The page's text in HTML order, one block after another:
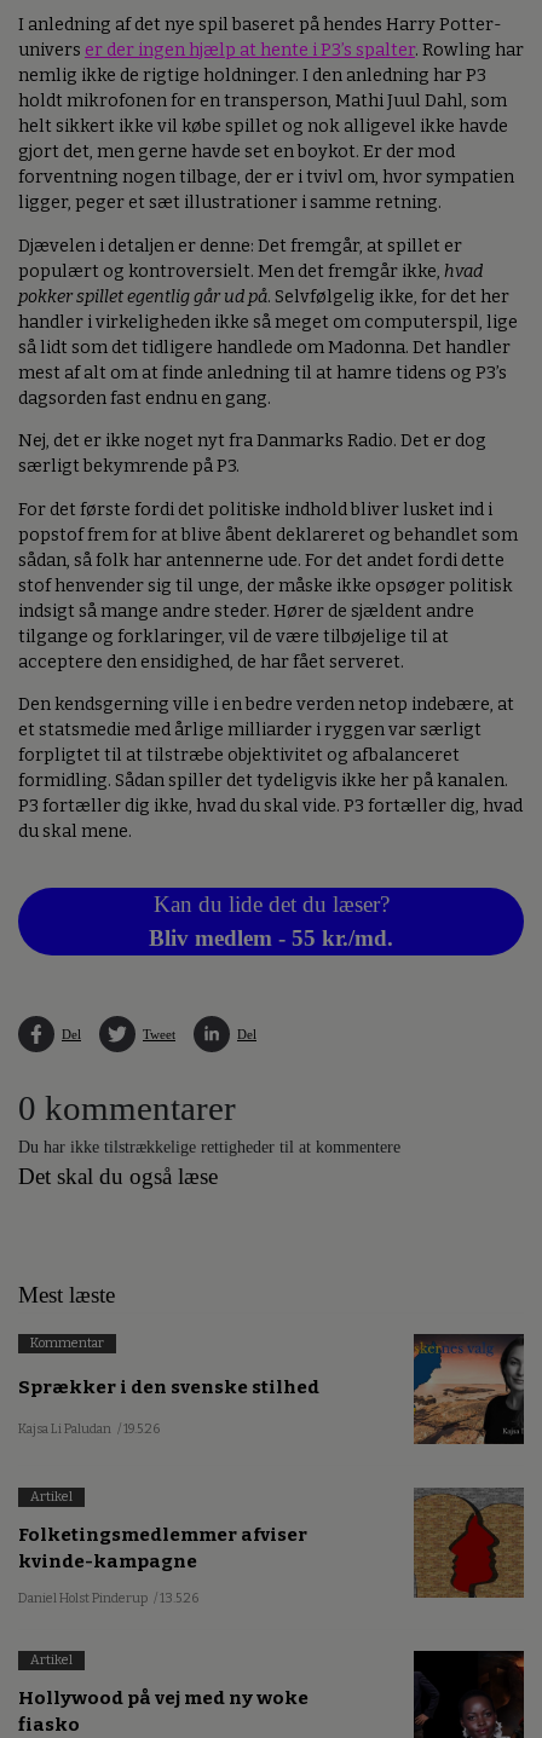
I anledning af det nye spil baseret på hendes Harry Potter-
univers er der ingen hjælp at hente i P3’s spalter. Rowling har
nemlig ikke de rigtige holdninger. I den anledning har P3
holdt mikrofonen for en transperson, Mathi Juul Dahl, som
helt sikkert ikke vil købe spillet og nok alligevel ikke havde
gjort det, men gerne havde set en boykot. Er der mod
forventning nogen tilbage, der er i tvivl om, hvor sympatien
ligger, peger et sæt illustrationer i samme retning.
Djævelen i detaljen er denne: Det fremgår, at spillet er
populært og kontroversielt. Men det fremgår ikke, hvad
pokker spillet egentlig går ud på. Selvfølgelig ikke, for det her
handler i virkeligheden ikke så meget om computerspil, lige
så lidt som det tidligere handlede om Madonna. Det handler
mest af alt om at finde anledning til at hamre tidens og P3’s
dagsorden fast endnu en gang.
Nej, det er ikke noget nyt fra Danmarks Radio. Det er dog
særligt bekymrende på P3.
For det første fordi det politiske indhold bliver lusket ind i
popstof frem for at blive åbent deklareret og behandlet som
sådan, så folk har antennerne ude. For det andet fordi dette
stof henvender sig til unge, der måske ikke opsøger politisk
indsigt så mange andre steder. Hører de sjældent andre
tilgange og forklaringer, vil de være tilbøjelige til at
acceptere den ensidighed, de har fået serveret.
Den kendsgerning ville i en bedre verden netop indebære, at
et statsmedie med årlige milliarder i ryggen var særligt
forpligtet til at tilstræbe objektivitet og afbalanceret
formidling. Sådan spiller det tydeligvis ikke her på kanalen.
P3 fortæller dig ikke, hvad du skal vide. P3 fortæller dig, hvad
du skal mene.
Kan du lide det du læser?
Bliv medlem - 55 kr./md.
Del Tweet Del
0 kommentarer
Du har ikke tilstrækkelige rettigheder til at kommentere
Det skal du også læse
Mest læste
Kommentar
Sprækker i den svenske stilhed
Kajsa Li Paludan / 19.5.26
Artikel
Folketingsmedlemmer afviser
kvinde-kampagne
Daniel Holst Pinderup / 13.5.26
Artikel
Hollywood på vej med ny woke
fiasko